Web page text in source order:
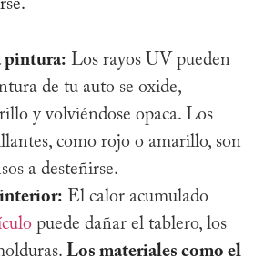
pintura: Los rayos UV pueden
de tu auto se oxide,
y volviéndose opaca. Los
como rojo o amarillo, son
a desteñirse.
El calor acumulado
puede dañar el tablero, los
Los materiales como el